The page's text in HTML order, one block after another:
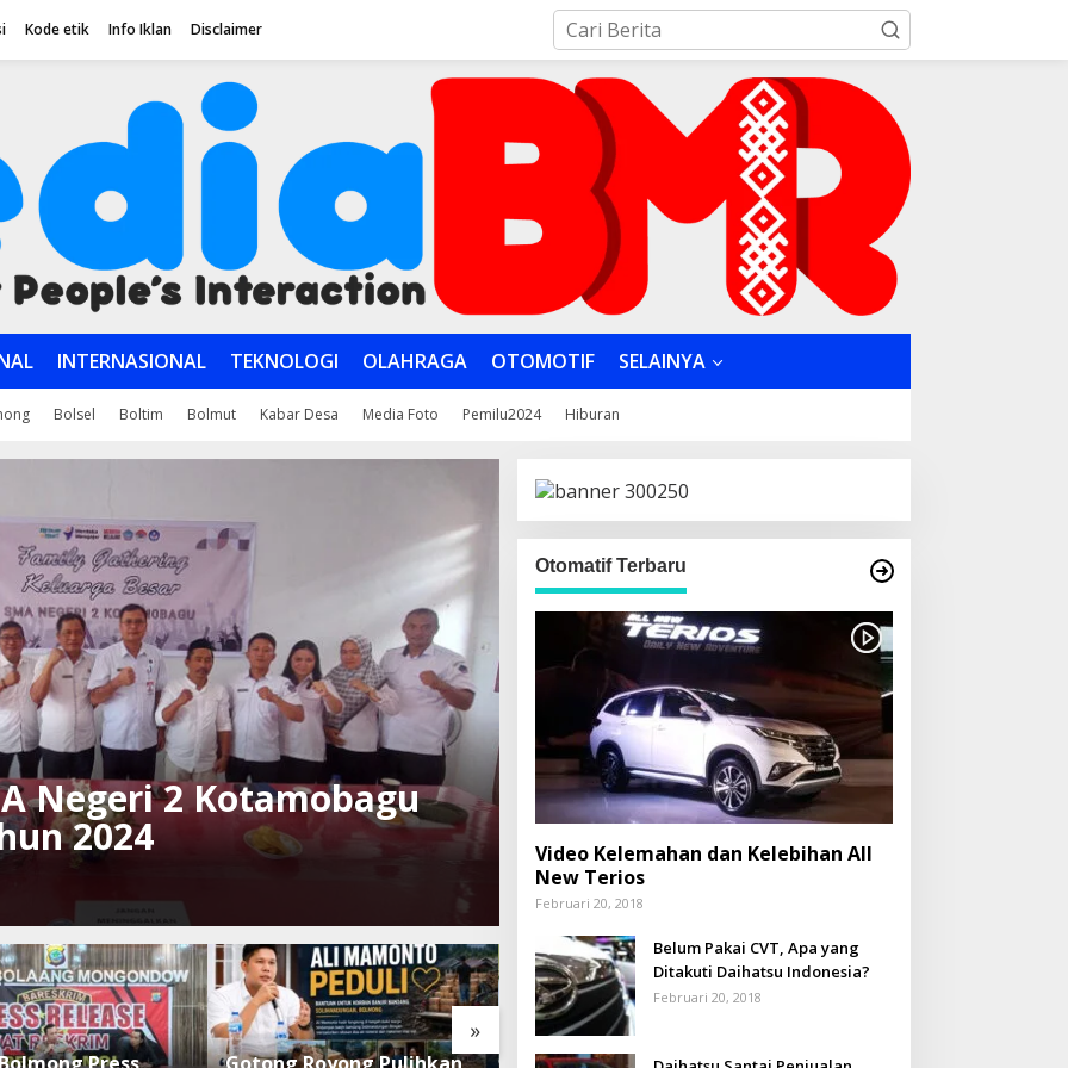
Kode etik Info Iklan Disclaimer
INTERNASIONAL TEKNOLOGI OLAHRAGA OTOMOTIF SELAINYA
Bolsel Boltim Bolmut Kabar Desa Media Foto Pemilu2024 Hiburan
Negeri 2 Kotamobagu
2024
»
Otomatif Terbaru
Video Kelemahan dan Kelebihan All
New Terios
Februari 20, 2018
Belum Pakai CVT, Apa yang
Ditakuti Daihatsu Indonesia?
Februari 20, 2018